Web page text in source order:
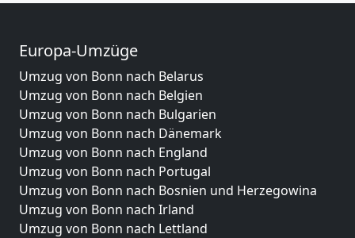
Europa-Umzüge
Umzug von Bonn nach Belarus
Umzug von Bonn nach Belgien
Umzug von Bonn nach Bulgarien
Umzug von Bonn nach Dänemark
Umzug von Bonn nach England
Umzug von Bonn nach Portugal
Umzug von Bonn nach Bosnien und Herzegowina
Umzug von Bonn nach Irland
Umzug von Bonn nach Lettland